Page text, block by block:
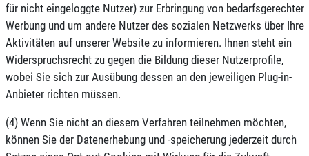
für nicht eingeloggte Nutzer) zur Erbringung von bedarfsgerechter
Werbung und um andere Nutzer des sozialen Netzwerks über Ihre
Aktivitäten auf unserer Website zu informieren. Ihnen steht ein
Widerspruchsrecht zu gegen die Bildung dieser Nutzerprofile,
wobei Sie sich zur Ausübung dessen an den jeweiligen Plug-in-
Anbieter richten müssen.
(4) Wenn Sie nicht an diesem Verfahren teilnehmen möchten,
können Sie der Datenerhebung und -speicherung jederzeit durch